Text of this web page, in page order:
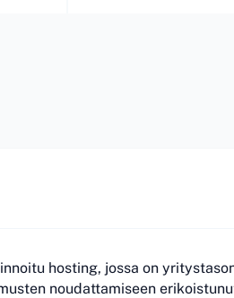
hosting, jossa on
noudattamiseen